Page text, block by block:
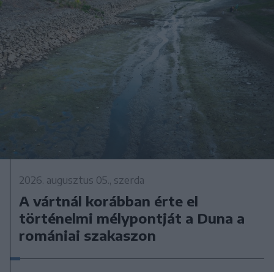
2026. augusztus 05., szerda
A vártnál korábban érte el
történelmi mélypontját a Duna a
romániai szakaszon